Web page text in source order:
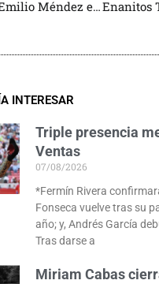
Expo de Emilio Méndez en Tequisquiapan
INTERESAR
Triple presencia
Ventas
07/08/2026
*Fermín Rivera
Fonseca vuelve tras su
año; y, Andrés García
Tras darse a
Miriam Cabas